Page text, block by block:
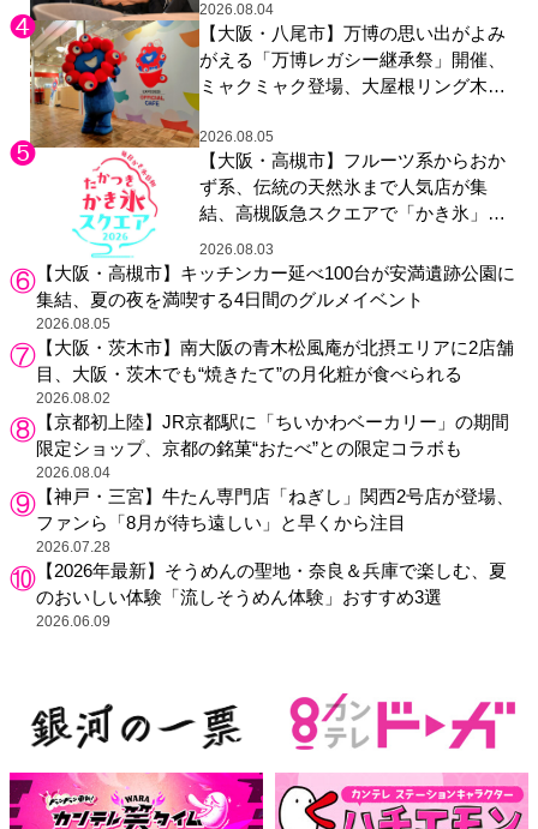
2026.08.04
【大阪・八尾市】万博の思い出がよみ
がえる「万博レガシー継承祭」開催、
ミャクミャク登場、大屋根リング木材
展示も
2026.08.05
【大阪・高槻市】フルーツ系からおか
ず系、伝統の天然氷まで人気店が集
結、高槻阪急スクエアで「かき氷」祭
り
2026.08.03
【大阪・高槻市】キッチンカー延べ100台が安満遺跡公園に
集結、夏の夜を満喫する4日間のグルメイベント
2026.08.05
【大阪・茨木市】南大阪の青木松風庵が北摂エリアに2店舗
目、大阪・茨木でも“焼きたて”の月化粧が食べられる
2026.08.02
【京都初上陸】JR京都駅に「ちいかわベーカリー」の期間
限定ショップ、京都の銘菓“おたべ”との限定コラボも
2026.08.04
【神戸・三宮】牛たん専門店「ねぎし」関西2号店が登場、
ファンら「8月が待ち遠しい」と早くから注目
2026.07.28
【2026年最新】そうめんの聖地・奈良＆兵庫で楽しむ、夏
のおいしい体験「流しそうめん体験」おすすめ3選
2026.06.09